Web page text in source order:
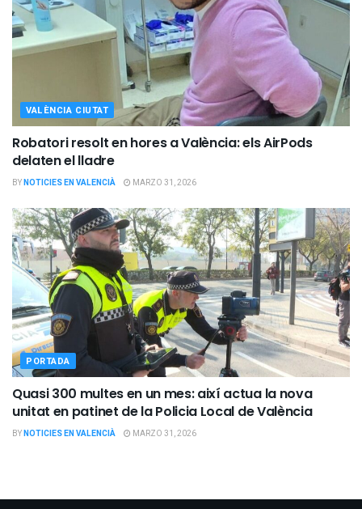
VALÈNCIA CIUTAT
Robatori resolt en hores a València: els AirPods
delaten el lladre
BYNOTICIES EN VALENCIÀ MARZO 31, 2026
PORTADA
Quasi 300 multes en un mes: així actua la nova
unitat en patinet de la Policia Local de València
BYNOTICIES EN VALENCIÀ MARZO 31, 2026